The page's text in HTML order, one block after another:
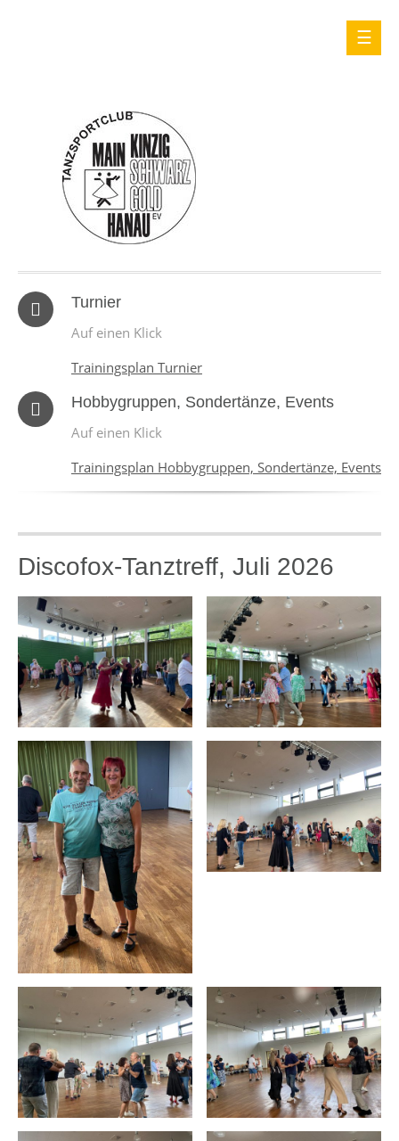
Turnier
Auf einen Klick
Trainingsplan Turnier
Hobbygruppen, Sondertänze, Events
Auf einen Klick
Trainingsplan Hobbygruppen, Sondertänze, Events
Discofox-Tanztreff, Juli 2026